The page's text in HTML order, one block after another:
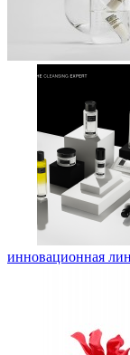
инновационная